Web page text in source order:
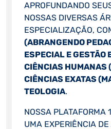
APROFUNDANDO
NOSSAS DIVERSAS
ESPECIALIZAÇÃO,
(ABRANGENDO
ESPECIAL E GESTÃO
CIÊNCIAS HUMANAS
CIÊNCIAS EXATAS
TEOLOGIA.
NOSSA PLATAFORMA
UMA EXPERIÊNCIA